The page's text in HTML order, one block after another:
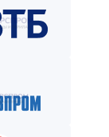
расчёта и начнём
телефону.